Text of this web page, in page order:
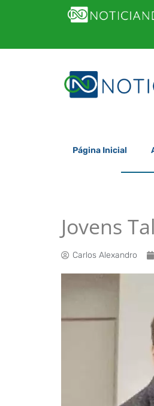
Página Inicial
Jovens
Carlos Alexandro